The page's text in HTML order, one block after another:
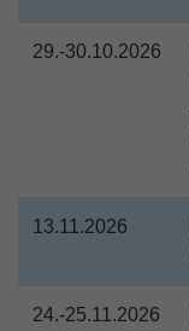
29.-30.10.2026
13.11.2026
24.-25.11.2026